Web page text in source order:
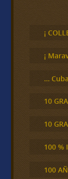
¡
¡
…
10
10
100 %
100